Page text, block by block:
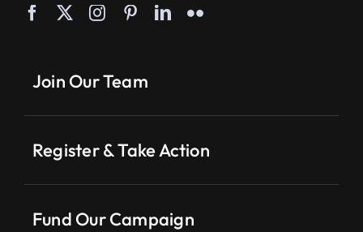
Join Our Team
Register & Take Action
Fund Our Campaign